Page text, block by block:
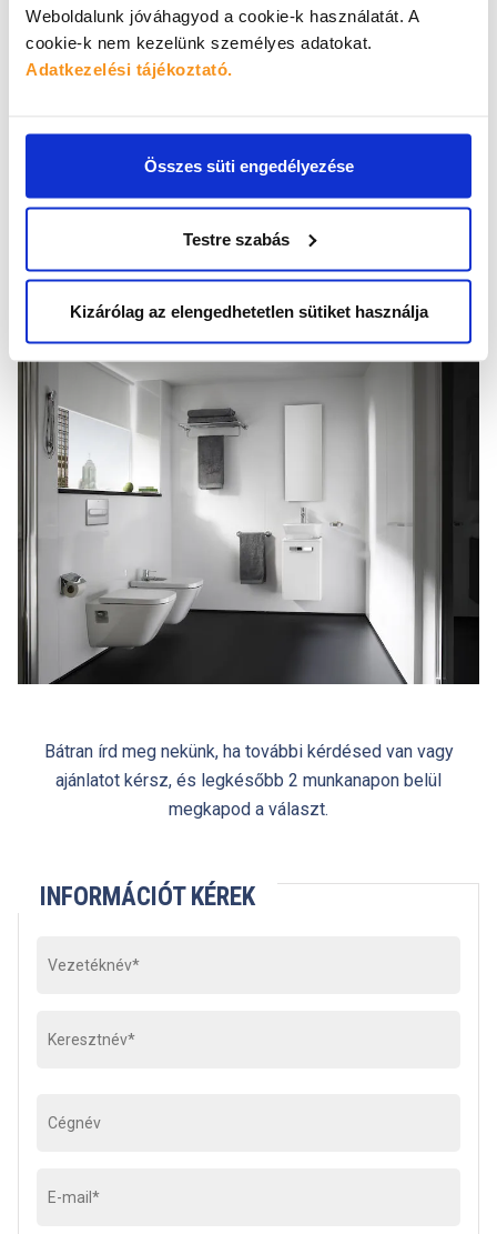
Weboldalunk jóváhagyod a cookie-k használatát. A
cookie-k nem kezelünk személyes adatokat.
Adatkezelési tájékoztató.
Összes süti engedélyezése
Testre szabás
Kizárólag az elengedhetetlen sütiket használja
Bátran írd meg nekünk, ha további kérdésed van vagy
ajánlatot kérsz, és legkésőbb 2 munkanapon belül
megkapod a választ.
INFORMÁCIÓT KÉREK